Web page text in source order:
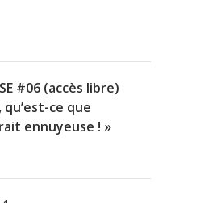
#06 (accès libre)
qu’est-ce que
ennuyeuse ! »